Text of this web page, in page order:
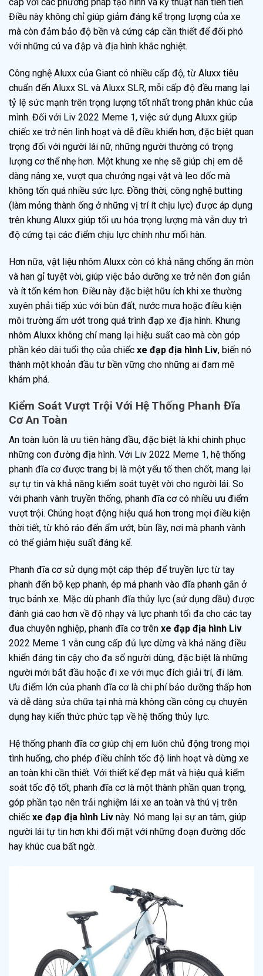
Điều này không chỉ giúp giảm đáng kể trọng lượng của xe
mà còn đảm bảo độ bền và cứng cáp cần thiết để đối phó
với những cú va đập và địa hình khắc nghiệt.
Công nghệ Aluxx của Giant có nhiều cấp độ, từ Aluxx tiêu
chuẩn đến Aluxx SL và Aluxx SLR, mỗi cấp độ đều mang lại
tỷ lệ sức mạnh trên trọng lượng tốt nhất trong phân khúc của
mình. Đối với Liv 2022 Meme 1, việc sử dụng Aluxx giúp
chiếc xe trở nên linh hoạt và dễ điều khiển hơn, đặc biệt quan
trọng đối với người lái nữ, những người thường có trọng
lượng cơ thể nhẹ hơn. Một khung xe nhẹ sẽ giúp chị em dễ
dàng nâng xe, vượt qua chướng ngại vật và leo dốc mà
không tốn quá nhiều sức lực. Đồng thời, công nghệ butting
(làm mỏng thành ống ở những vị trí ít chịu lực) được áp dụng
trên khung Aluxx giúp tối ưu hóa trọng lượng mà vẫn duy trì
độ cứng tại các điểm chịu lực chính như mối hàn.
Hơn nữa, vật liệu nhôm Aluxx còn có khả năng chống ăn mòn
và han gỉ tuyệt vời, giúp việc bảo dưỡng xe trở nên đơn giản
và ít tốn kém hơn. Điều này đặc biệt hữu ích khi xe thường
xuyên phải tiếp xúc với bùn đất, nước mưa hoặc điều kiện
môi trường ẩm ướt trong quá trình đạp xe địa hình. Khung
nhôm Aluxx không chỉ mang lại hiệu suất cao mà còn góp
phần kéo dài tuổi thọ của chiếc xe đạp địa hình Liv, biến nó
thành một khoản đầu tư bền vững cho những ai đam mê
khám phá.
Kiểm Soát Vượt Trội Với Hệ Thống Phanh Đĩa
Cơ An Toàn
An toàn luôn là ưu tiên hàng đầu, đặc biệt là khi chinh phục
những con đường địa hình. Với Liv 2022 Meme 1, hệ thống
phanh đĩa cơ được trang bị là một yếu tố then chốt, mang lại
sự tự tin và khả năng kiểm soát tuyệt vời cho người lái. So
với phanh vành truyền thống, phanh đĩa cơ có nhiều ưu điểm
vượt trội. Chúng hoạt động hiệu quả hơn trong mọi điều kiện
thời tiết, từ khô ráo đến ẩm ướt, bùn lầy, nơi mà phanh vành
có thể giảm hiệu suất đáng kể.
Phanh đĩa cơ sử dụng một cáp thép để truyền lực từ tay
phanh đến bộ kẹp phanh, ép má phanh vào đĩa phanh gắn ở
trục bánh xe. Mặc dù phanh đĩa thủy lực (sử dụng dầu) được
đánh giá cao hơn về độ nhạy và lực phanh tối đa cho các tay
đua chuyên nghiệp, phanh đĩa cơ trên xe đạp địa hình Liv
2022 Meme 1 vẫn cung cấp đủ lực dừng và khả năng điều
khiển đáng tin cậy cho đa số người dùng, đặc biệt là những
người mới bắt đầu hoặc đi xe với mục đích giải trí, đi làm.
Ưu điểm lớn của phanh đĩa cơ là chi phí bảo dưỡng thấp hơn
và dễ dàng sửa chữa tại nhà mà không cần công cụ chuyên
dụng hay kiến thức phức tạp về hệ thống thủy lực.
Hệ thống phanh đĩa cơ giúp chị em luôn chủ động trong mọi
tình huống, cho phép điều chỉnh tốc độ linh hoạt và dừng xe
an toàn khi cần thiết. Với thiết kế đẹp mắt và hiệu quả kiểm
soát tốc độ tốt, phanh đĩa cơ là một thành phần quan trọng,
góp phần tạo nên trải nghiệm lái xe an toàn và thú vị trên
chiếc xe đạp địa hình Liv này. Nó mang lại sự an tâm, giúp
người lái tự tin hơn khi đối mặt với những đoạn đường dốc
hay khúc cua bất ngờ.